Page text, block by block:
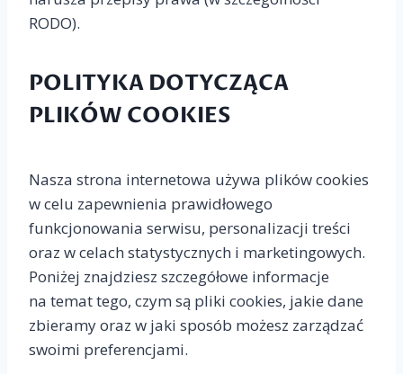
RODO).
POLITYKA DOTYCZĄCA
PLIKÓW COOKIES
Nasza strona internetowa używa plików cookies
w celu zapewnienia prawidłowego
funkcjonowania serwisu, personalizacji treści
oraz w celach statystycznych i marketingowych.
Poniżej znajdziesz szczegółowe informacje
na temat tego, czym są pliki cookies, jakie dane
zbieramy oraz w jaki sposób możesz zarządzać
swoimi preferencjami.